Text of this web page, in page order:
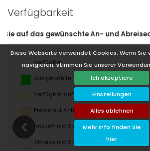
Diese Webseite verwendet Cookies. Wenn
navigieren, stimmen Sie unserer
Ich akzeptiere
Einstellungen
Alles ablehnen
Mehr Info finden Sie
hier
Verfügbarkeit
Verfügbar
Ausgewählte Termine
Verfügbar auf Anfrage
Preise auf Anfrage
Ankunft nicht erlaubt
Abreise nicht erlaubt